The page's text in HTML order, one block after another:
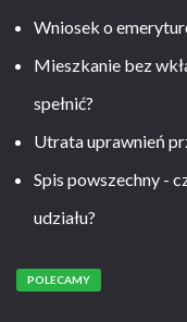
Wniosek o
Mieszkanie bez
spełnić?
Utrata uprawnień
Spis powszechny -
udziału?
POLECAMY